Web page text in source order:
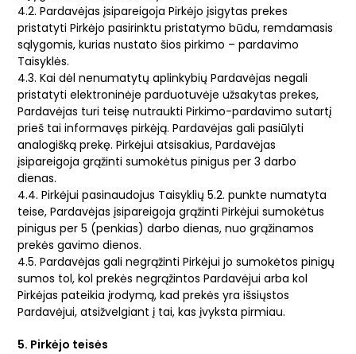
4.2. Pardavėjas įsipareigoja Pirkėjo įsigytas prekes
pristatyti Pirkėjo pasirinktu pristatymo būdu, remdamasis
sąlygomis, kurias nustato šios pirkimo – pardavimo
Taisyklės.
4.3. Kai dėl nenumatytų aplinkybių Pardavėjas negali
pristatyti elektroninėje parduotuvėje užsakytas prekes,
Pardavėjas turi teisę nutraukti Pirkimo-pardavimo sutartį
prieš tai informavęs pirkėją. Pardavėjas gali pasiūlyti
analogišką prekę. Pirkėjui atsisakius, Pardavėjas
įsipareigoja grąžinti sumokėtus pinigus per 3 darbo
dienas.
4.4. Pirkėjui pasinaudojus Taisyklių 5.2. punkte numatyta
teise, Pardavėjas įsipareigoja grąžinti Pirkėjui sumokėtus
pinigus per 5 (penkias) darbo dienas, nuo grąžinamos
prekės gavimo dienos.
4.5. Pardavėjas gali negrąžinti Pirkėjui jo sumokėtos pinigų
sumos tol, kol prekės negrąžintos Pardavėjui arba kol
Pirkėjas pateikia įrodymą, kad prekės yra išsiųstos
Pardavėjui, atsižvelgiant į tai, kas įvyksta pirmiau.
5. Pirkėjo teisės